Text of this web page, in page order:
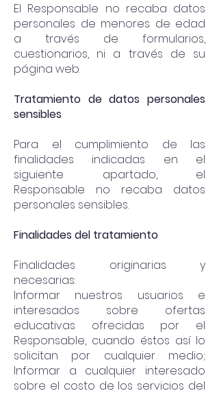
El Responsable no recaba datos
personales de menores de edad
a través de formularios,
cuestionarios, ni a través de su
página web.
Tratamiento de datos personales
sensibles
Para el cumplimiento de las
finalidades indicadas en el
siguiente apartado, el
Responsable no recaba datos
personales sensibles.
Finalidades del tratamiento
Finalidades originarias y
necesarias:
Informar nuestros usuarios e
interesados sobre ofertas
educativas ofrecidas por el
Responsable, cuando éstos así lo
solicitan por cualquier medio;
Informar a cualquier interesado
sobre el costo de los servicios del